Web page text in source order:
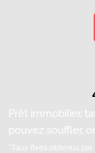
Prêt immobilier,
pouvez souffler,
*Taux fixes obtenus